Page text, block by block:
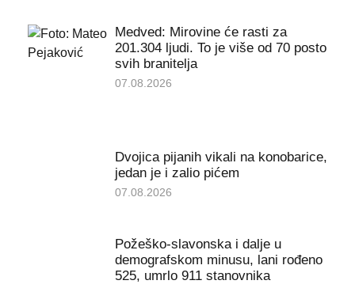
Medved: Mirovine će rasti za
201.304 ljudi. To je više od 70 posto
svih branitelja
07.08.2026
Dvojica pijanih vikali na konobarice,
jedan je i zalio pićem
07.08.2026
Požeško-slavonska i dalje u
demografskom minusu, lani rođeno
525, umrlo 911 stanovnika